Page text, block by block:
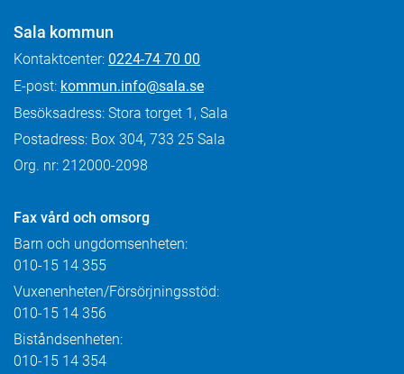
Sala kommun
Kontaktcenter: 0224-74 70 00
E-post: kommun.info@sala.se
Besöksadress: Stora torget 1, Sala
Postadress: Box 304, 733 25 Sala
Org. nr: 212000-2098
Fax vård och omsorg
Barn och ungdomsenheten:
010-15 14 355
Vuxenenheten/Försörjningsstöd:
010-15 14 356
Biståndsenheten:
010-15 14 354